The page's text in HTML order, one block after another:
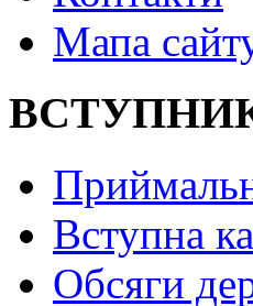
Мапа
Вступна
Обсяги